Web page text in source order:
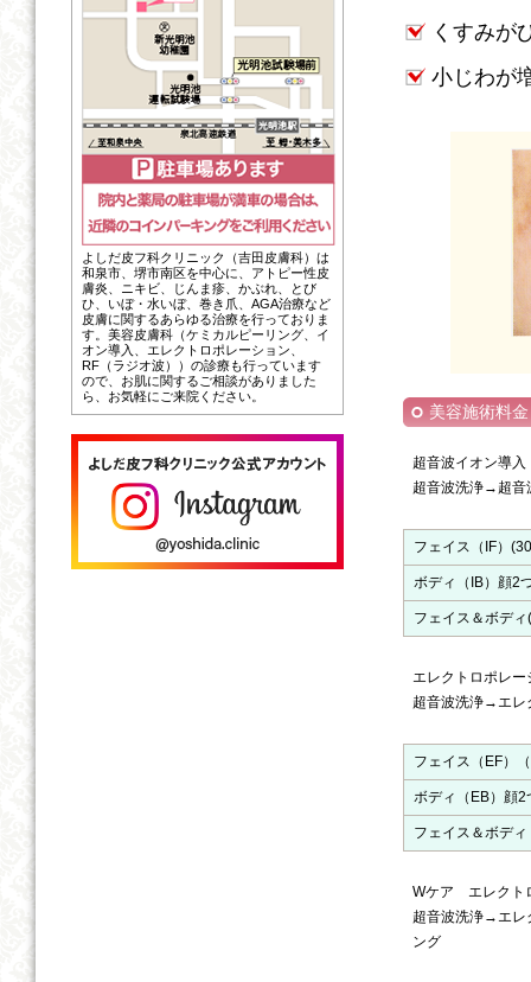
くすみが
小じわが
美容施術料金
超音波イオン導入
超音波洗浄→超音
フェイス（IF）
ボディ（IB）顔2
フェイス＆ボデ
エレクトロポレー
超音波洗浄→エレ
フェイス（EF）
ボディ（EB）顔
フェイス＆ボデ
Wケア エレクト
超音波洗浄→エレ
ング
よしだ皮フ科クリニック（吉田皮膚科）は
和泉市、堺市南区を中心に、アトピー性皮
膚炎、ニキビ、じんま疹、かぶれ、とび
ひ、いぼ・水いぼ、巻き爪、AGA治療など
皮膚に関するあらゆる治療を行っておりま
す。美容皮膚科（ケミカルピーリング、イ
オン導入、エレクトロポレーション、
RF（ラジオ波））の診療も行っています
ので、お肌に関するご相談がありました
ら、お気軽にご来院ください。